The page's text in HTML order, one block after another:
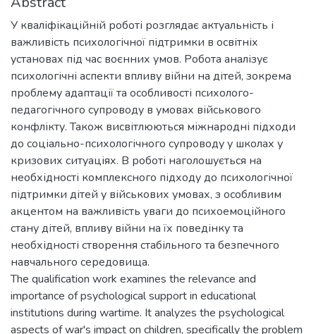
У кваліфікаційній роботі розглядає актуальність і
важливість психологічної підтримки в освітніх
установах під час воєнних умов. Робота аналізує
психологічні аспекти впливу війни на дітей, зокрема
проблему адаптації та особливості психолого-
педагогічного супроводу в умовах військового
конфлікту. Також висвітлюються міжнародні підходи
до соціально-психологічного супроводу у школах у
кризових ситуаціях. В роботі наголошується на
необхідності комплексного підходу до психологічної
підтримки дітей у військових умовах, з особливим
акцентом на важливість уваги до психоемоційного
стану дітей, впливу війни на їх поведінку та
необхідності створення стабільного та безпечного
навчального середовища.
The qualification work examines the relevance and
importance of psychological support in educational
institutions during wartime. It analyzes the psychological
aspects of war's impact on children, specifically the problem